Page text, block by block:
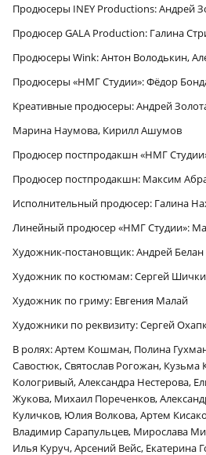
Продюсеры INEY Productions: Андрей
Продюсер GALA Production: Галина
Продюсеры Wink: Антон Володькин,
Продюсеры «НМГ Студии»: Фёдор
Креативные продюсеры: Андрей
Марина Наумова, Кирилл Ашумов
Продюсер постпродакшн «НМГ
Продюсер постпродакшн: Максим
Исполнительный продюсер: Галина
Линейный продюсер «НМГ Студии»:
Художник-постановщик: Андрей Белан
Художник по костюмам: Сергей
Художник по гриму: Евгения Малай
Художники по реквизиту: Сергей
В ролях: Артем Кошман, Полина
Савостюк, Святослав Рогожан, Кузьма
Кологривый, Александра Нестерова,
Жукова, Михаил Пореченков,
Куличков, Юлия Волкова, Артем
Владимир Сарапульцев, Мирослава
Илья Куруч, Арсений Вейс, Екатерина